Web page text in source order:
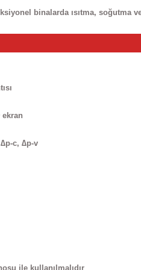
binalarda ısıtma, soğutma
c, ∆p-v
ile kullanılmalıdır